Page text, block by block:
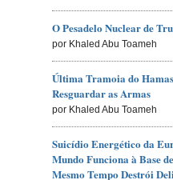
O Pesadelo Nuclear de
por Khaled Abu Toameh
Última Tramoia do
Resguardar as Armas
por Khaled Abu Toameh
Suicídio Energético da
Mundo Funciona à Base
Mesmo Tempo Destrói